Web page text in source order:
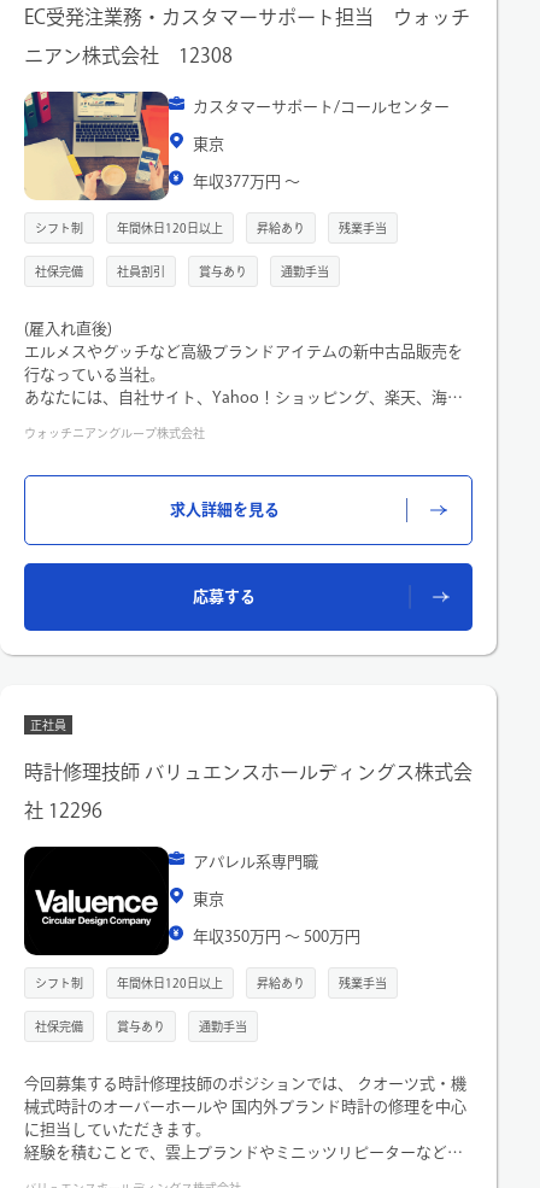
EC受発注業務・カスタマーサポート担当 ウォッチ
ニアン株式会社 12308
カスタマーサポート/コールセンター
東京
年収377万円 〜
シフト制 年間休日120日以上 昇給あり 残業手当
社保完備 社員割引 賞与あり 通勤手当
(雇入れ直後)
エルメスやグッチなど高級ブランドアイテムの新中古品販売を
行なっている当社。
あなたには、自社サイト、Yahoo！ショッピング、楽天、海外
【具体的には】
・ECから注文の入った商品を店舗から回収するための連絡業
■お客様からの問い合わせ対応
す。※1日2名～4名で対応します。
ため、
◎変化に順応できる方◎イレギュラーに落ち着いて対応できる
方◎マルチタスクに対応できる方
(変更の範囲)会社内での全ての業務
ウォッチニアングループ株式会社
求人詳細を見る
応募する
正社員
時計修理技師 バリュエンスホールディングス株式会
社 12296
アパレル系専門職
東京
年収350万円 〜 500万円
シフト制 年間休日120日以上 昇給あり 残業手当
社保完備 賞与あり 通勤手当
今回募集する時計修理技師のポジションでは、 クオーツ式・機
械式時計のオーバーホールや 国内外ブランド時計の修理を中心
に担当していただきます。
経験を積むことで、雲上ブランドやミニッツリピーターなど複